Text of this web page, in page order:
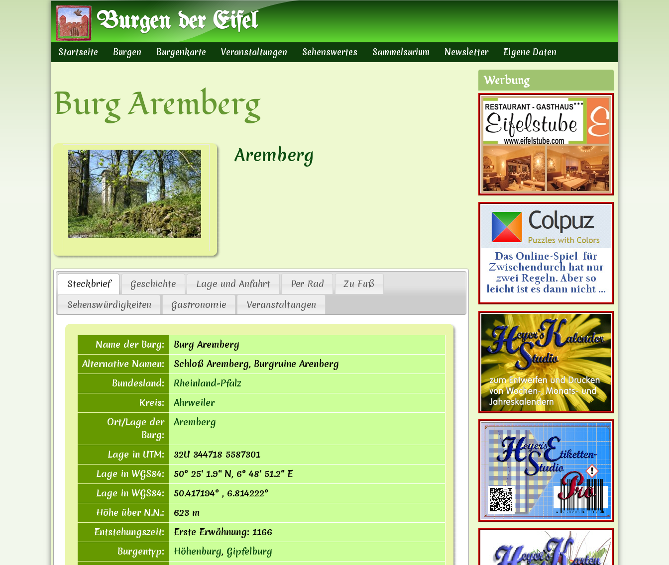
Direkt zum Inhalt
Burgen der Eifel
Hauptmenü
Startseite Burgen Burgenkarte Veranstaltungen Sehenswertes Sammelsurium Newsletter Eigene Daten
Burg Aremberg
Aremberg
Steckbrief Geschichte Lage und Anfahrt Per Rad
Zu Fuß
Sehenswürdigkeiten
Gastronomie Veranstaltungen
Name der Burg:
Burg Aremberg
Alternative Namen:
Schloß Aremberg, Burgruine Arenberg
Bundesland:
Rheinland-Pfalz
Kreis:
Ahrweiler
Ort/Lage der
Burg:
Aremberg
Lage in UTM:
32U 344718 5587301
Lage in WGS84:
50° 25′ 1.9″ N, 6° 48′ 51.2″ E
Lage in WGS84:
50.417194° , 6.814222°
Höhe über N.N.:
623 m
Entstehungszeit:
Erste Erwähnung: 1166
Burgentyp:
Höhenburg, Gipfelburg
Werbung